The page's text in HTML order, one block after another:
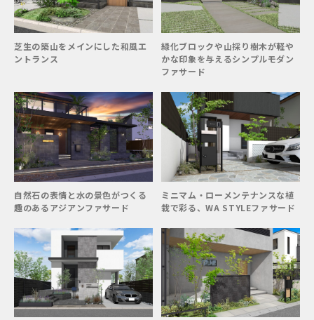
芝生の築山をメインにした和風エ
ントランス
緑化ブロックや山採り樹木が軽や
かな印象を与えるシンプルモダン
ファサード
自然石の表情と水の景色がつくる
趣のあるアジアンファサード
ミニマム・ローメンテナンスな植
栽で彩る、WA STYLEファサード